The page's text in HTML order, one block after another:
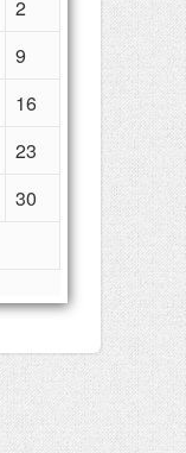
2
9
16
23
30